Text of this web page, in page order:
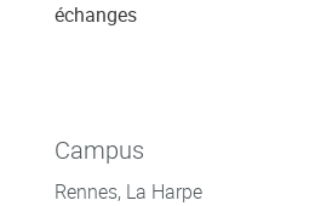
échanges
Campus
Rennes, La Harpe